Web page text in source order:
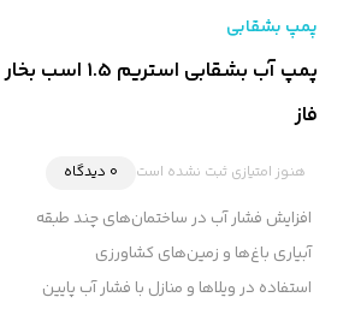
پمپ بشقابی
فاز
هنوز امتیازی ثبت نشده است 0 دیدگاه
افزایش فشار آب در ساختمان‌های چند طبقه
آبیاری باغ‌ها و زمین‌های کشاورزی
استفاده در ویلاها و منازل با فشار آب پایین